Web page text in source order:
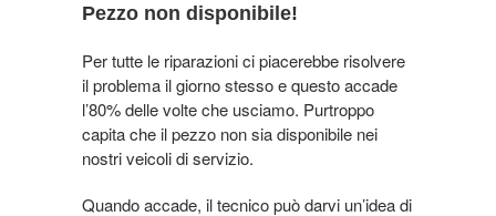
Pezzo non disponibile!
Per tutte le riparazioni ci piacerebbe risolvere
il problema il giorno stesso e questo accade
l’80% delle volte che usciamo. Purtroppo
capita che il pezzo non sia disponibile nei
nostri veicoli di servizio.
Quando accade, il tecnico può darvi un’idea di